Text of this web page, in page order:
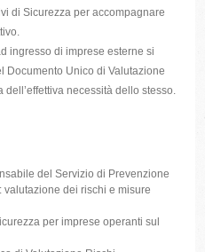
di Sicurezza per accompagnare
ingresso di imprese esterne si
Documento Unico di Valutazione
necessità dello stesso.
del Servizio di Prevenzione
dei rischi e misure
per imprese operanti sul